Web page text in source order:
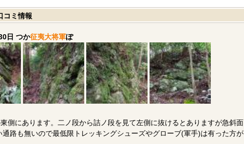
コミ情報
日 つか征夷大将軍ぽ
側にあります。二ノ段から詰ノ段を見て左側に抜けるとありますが急斜面
通路も無いので最低限トレッキングシューズやグローブ(軍手)は有った方が